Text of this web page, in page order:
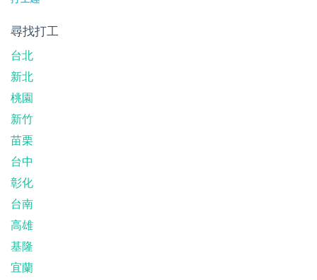
尋找打工
台北
新北
桃園
新竹
苗栗
台中
彰化
台南
高雄
基隆
宜蘭